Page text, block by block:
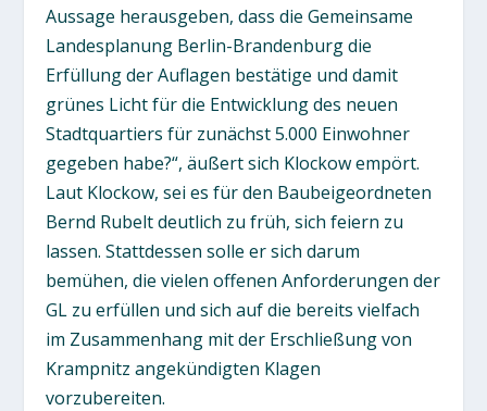
Aussage herausgeben, dass die Gemeinsame
Landesplanung Berlin-Brandenburg die
Erfüllung der Auflagen bestätige und damit
grünes Licht für die Entwicklung des neuen
Stadtquartiers für zunächst 5.000 Einwohner
gegeben habe?“, äußert sich Klockow empört.
Laut Klockow, sei es für den Baubeigeordneten
Bernd Rubelt deutlich zu früh, sich feiern zu
lassen. Stattdessen solle er sich darum
bemühen, die vielen offenen Anforderungen der
GL zu erfüllen und sich auf die bereits vielfach
im Zusammenhang mit der Erschließung von
Krampnitz angekündigten Klagen
vorzubereiten.